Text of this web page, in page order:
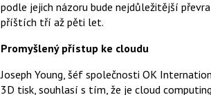
podle jejich názoru bude nejdůležitější
příštích tří až pěti let.
Promyšlený přístup ke cloudu
Joseph Young, šéf společnosti OK
3D tisk, souhlasí s tím, že je cloud